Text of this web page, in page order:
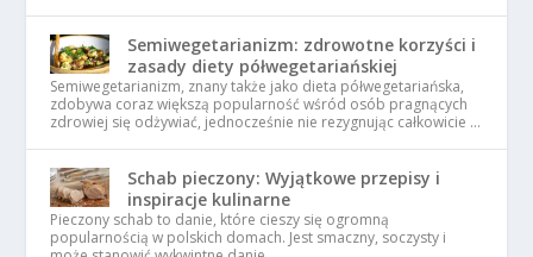
Semiwegetarianizm: zdrowotne korzyści i
zasady diety półwegetariańskiej
Semiwegetarianizm, znany także jako dieta półwegetariańska,
zdobywa coraz większą popularność wśród osób pragnących
zdrowiej się odżywiać, jednocześnie nie rezygnując całkowicie …
Schab pieczony: Wyjątkowe przepisy i
inspiracje kulinarne
Pieczony schab to danie, które cieszy się ogromną
popularnością w polskich domach. Jest smaczny, soczysty i